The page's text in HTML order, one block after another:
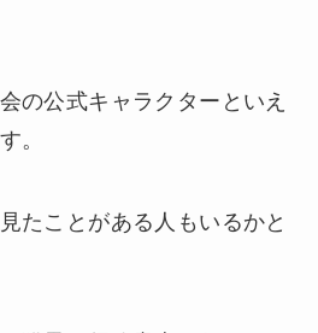
の公式キャラクターといえ
。
たことがある人もいるかと